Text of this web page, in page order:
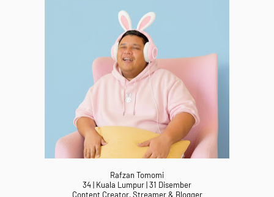
Rafzan Tomomi
34 | Kuala Lumpur | 31 Disember
Content Creator, Streamer & Blogger